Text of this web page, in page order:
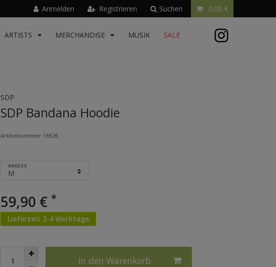
Anmelden Registrieren Suchen 0,00 €
ARTISTS MERCHANDISE MUSIK SALE
SDP
SDP Bandana Hoodie
Artikelnummer 16526
GRÖSSE
59,90 € *
Lieferzeit 2-4 Werktage
In den Warenkorb